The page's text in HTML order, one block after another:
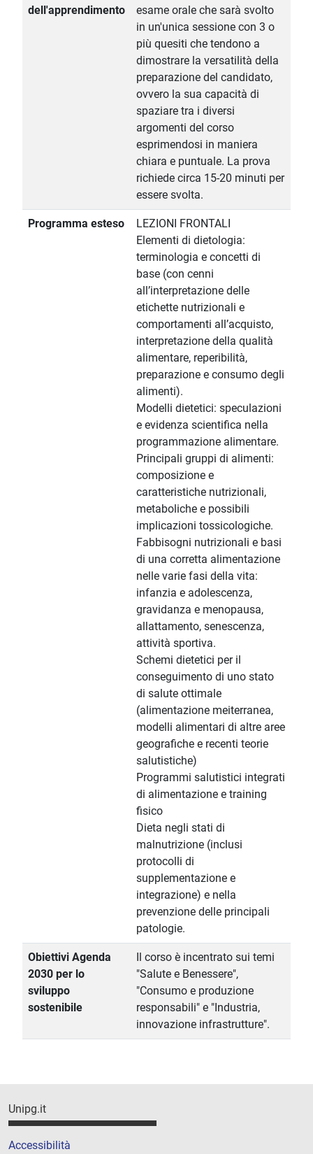
dell'apprendimento
esame orale che sarà svolto
in un'unica sessione con 3 o
più quesiti che tendono a
dimostrare la versatilità della
preparazione del candidato,
ovvero la sua capacità di
spaziare tra i diversi
argomenti del corso
esprimendosi in maniera
chiara e puntuale. La prova
richiede circa 15-20 minuti per
essere svolta.
Programma esteso
LEZIONI FRONTALI
Elementi di dietologia:
terminologia e concetti di
base (con cenni
all’interpretazione delle
etichette nutrizionali e
comportamenti all’acquisto,
interpretazione della qualità
alimentare, reperibilità,
preparazione e consumo degli
alimenti).
Modelli dietetici: speculazioni
e evidenza scientifica nella
programmazione alimentare.
Principali gruppi di alimenti:
composizione e
caratteristiche nutrizionali,
metaboliche e possibili
implicazioni tossicologiche.
Fabbisogni nutrizionali e basi
di una corretta alimentazione
nelle varie fasi della vita:
infanzia e adolescenza,
gravidanza e menopausa,
allattamento, senescenza,
attività sportiva.
Schemi dietetici per il
conseguimento di uno stato
di salute ottimale
(alimentazione meiterranea,
modelli alimentari di altre aree
geografiche e recenti teorie
salutistiche)
Programmi salutistici integrati
di alimentazione e training
fisico
Dieta negli stati di
malnutrizione (inclusi
protocolli di
supplementazione e
integrazione) e nella
prevenzione delle principali
patologie.
Obiettivi Agenda
2030 per lo
sviluppo
sostenibile
Il corso è incentrato sui temi
"Salute e Benessere",
"Consumo e produzione
responsabili" e "Industria,
innovazione infrastrutture".
Unipg.it
Accessibilità